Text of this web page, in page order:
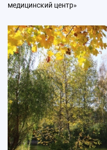
медицинский центр»